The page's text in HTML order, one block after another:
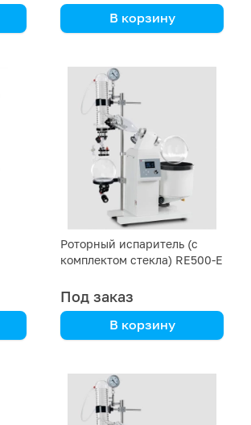
В корзину
Роторный испаритель (с
комплектом стекла) RE500-E
Под заказ
В корзину